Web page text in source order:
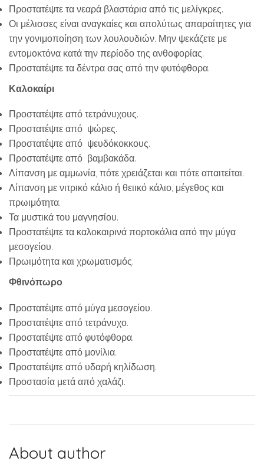
Προστατέψτε τα νεαρά βλαστάρια από τις μελίγκρες.
Οι μέλισσες είναι αναγκαίες και απολύτως απαραίτητες για
την γονιμοποίηση των λουλουδιών. Μην ψεκάζετε με
εντομοκτόνα κατά την περίοδο της ανθοφορίας.
Προστατέψτε τα δέντρα σας από την φυτόφθορα.
Καλοκαίρι
Προστατέψτε από τετράνυχους.
Προστατέψτε από ψώρες.
Προστατέψτε από ψευδόκοκκους.
Προστατέψτε από βαμβακάδα.
Λίπανση με αμμωνία, πότε χρειάζεται και πότε απαιτείται.
Λίπανση με νιτρικό κάλιο ή θειικό κάλιο, μέγεθος και
πρωιμότητα.
Τα μυστικά του μαγνησίου.
Προστατέψτε τα καλοκαιρινά πορτοκάλια από την μύγα
μεσογείου.
Πρωιμότητα και χρωματισμός.
Φθινόπωρο
Προστατέψτε από μύγα μεσογείου.
Προστατέψτε από τετράνυχο.
Προστατέψτε από φυτόφθορα.
Προστατέψτε από μονίλια.
Προστατέψτε από υδαρή κηλίδωση.
Προστασία μετά από χαλάζι.
About author